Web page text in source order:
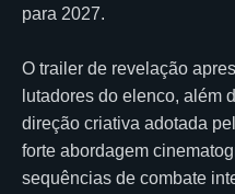
para 2027.
O trailer de revelação
lutadores do elenco, além
direção criativa adotada
forte abordagem
sequências de combate